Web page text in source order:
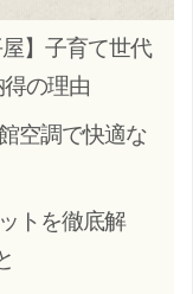
】子育て世代
の理由
空調で快適な
トを徹底解